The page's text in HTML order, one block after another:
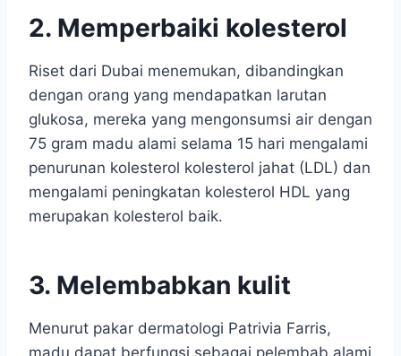
2. Memperbaiki kolesterol
Riset dari Dubai menemukan, dibandingkan
dengan orang yang mendapatkan larutan
glukosa, mereka yang mengonsumsi air dengan
75 gram madu alami selama 15 hari mengalami
penurunan kolesterol kolesterol jahat (LDL) dan
mengalami peningkatan kolesterol HDL yang
merupakan kolesterol baik.
3. Melembabkan kulit
Menurut pakar dermatologi Patrivia Farris,